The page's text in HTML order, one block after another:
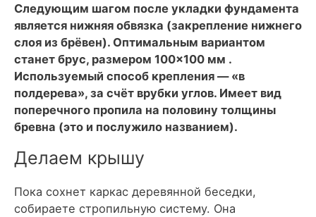
Следующим шагом после укладки фундамента
является нижняя обвязка (закрепление нижнего
слоя из брёвен). Оптимальным вариантом
станет брус, размером 100×100 мм .
Используемый способ крепления — «в
полдерева», за счёт врубки углов. Имеет вид
поперечного пропила на половину толщины
бревна (это и послужило названием).
Делаем крышу
Пока сохнет каркас деревянной беседки,
собираете стропильную систему. Она